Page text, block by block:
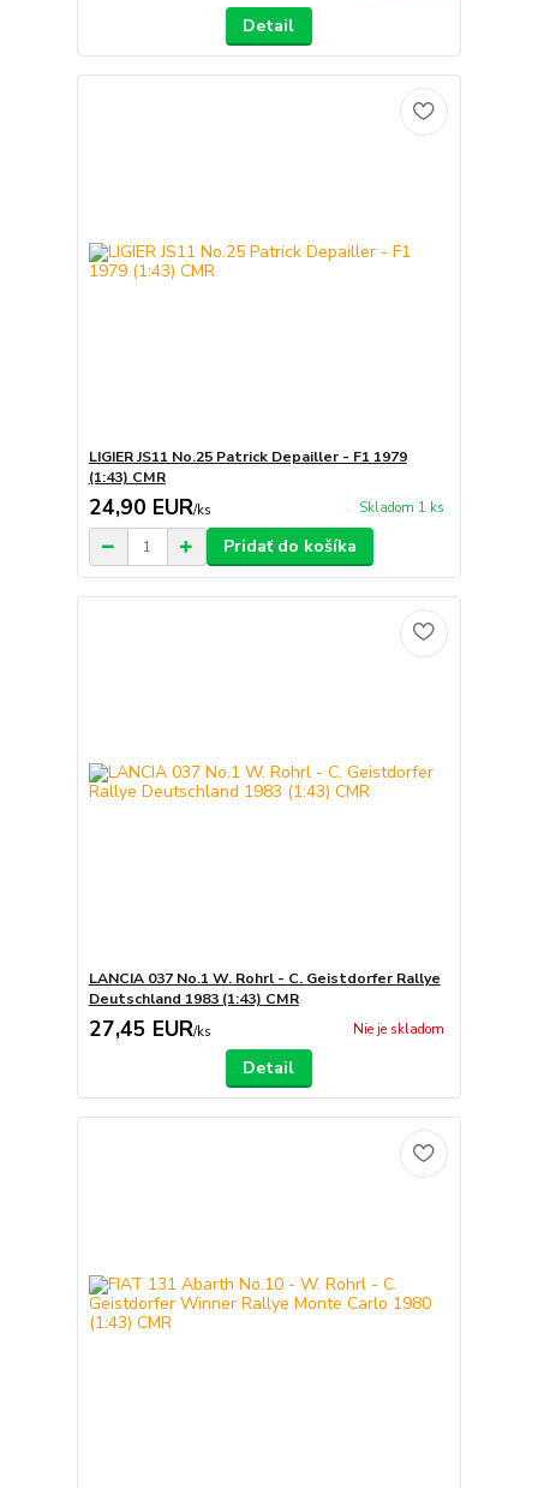
Detail
LIGIER JS11 No.25 Patrick Depailler - F1 1979
(1:43) CMR
24,90 EUR/ks Skladom 1 ks
Pridať do košíka
LANCIA 037 No.1 W. Rohrl - C. Geistdorfer Rallye
Deutschland 1983 (1:43) CMR
27,45 EUR/ks Nie je skladom
Detail